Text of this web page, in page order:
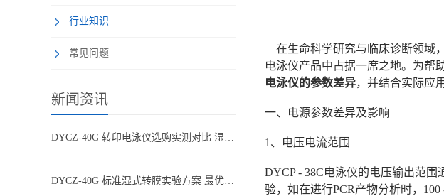
行业知识
常见问题
新闻资讯
DYCZ-40G 转印电泳仪选购实测对比 湿转设备怎么选不踩坑
DYCZ-40G 标准湿式转膜实验方案 最优参数搭配
在生命科学研究与临床诊断领域
电泳仪产品中占据一席之地。为帮
电泳仪的参数差异，并结合实际应
一、电源参数差异及影响
1、电压电流范围
DYCP - 38C电泳仪的电压输出范
验，如在进行PCR产物分析时，